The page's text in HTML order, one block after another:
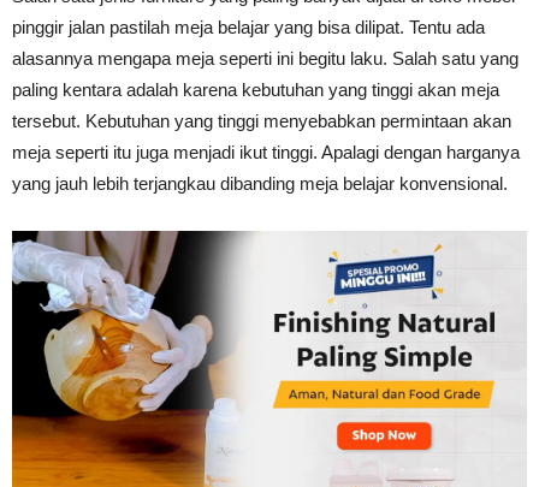
Tahan
Lama
pinggir jalan pastilah meja belajar yang bisa dilipat. Tentu ada
alasannya mengapa meja seperti ini begitu laku. Salah satu yang
paling kentara adalah karena kebutuhan yang tinggi akan meja
tersebut. Kebutuhan yang tinggi menyebabkan permintaan akan
meja seperti itu juga menjadi ikut tinggi. Apalagi dengan harganya
yang jauh lebih terjangkau dibanding meja belajar konvensional.